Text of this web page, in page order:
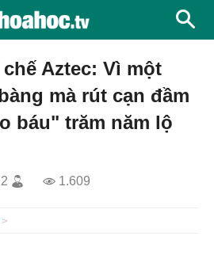
Aztec: Vì một
mà rút cạn đầm
báu" trăm năm lộ
2 1.609